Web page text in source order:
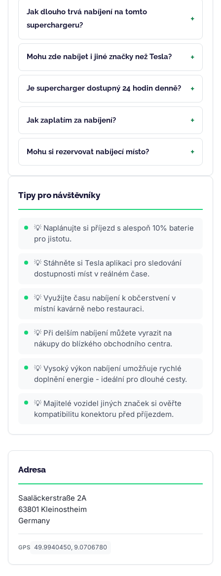
Jak dlouho trvá nabíjení na tomto
superchargeru?
Mohu zde nabíjet i jiné značky než Tesla?
Je supercharger dostupný 24 hodin denně?
Jak zaplatím za nabíjení?
Mohu si rezervovat nabíjecí místo?
Tipy pro návštěvníky
💡 Naplánujte si příjezd s alespoň 10% baterie
pro jistotu.
💡 Stáhněte si Tesla aplikaci pro sledování
dostupnosti míst v reálném čase.
💡 Využijte času nabíjení k občerstvení v
místní kavárně nebo restauraci.
💡 Při delším nabíjení můžete vyrazit na
nákupy do blízkého obchodního centra.
💡 Vysoký výkon nabíjení umožňuje rychlé
doplnění energie - ideální pro dlouhé cesty.
💡 Majitelé vozidel jiných značek si ověřte
kompatibilitu konektoru před příjezdem.
Adresa
Saaläckerstraße 2A
63801 Kleinostheim
Germany
GPS 49.9940450, 9.0706780